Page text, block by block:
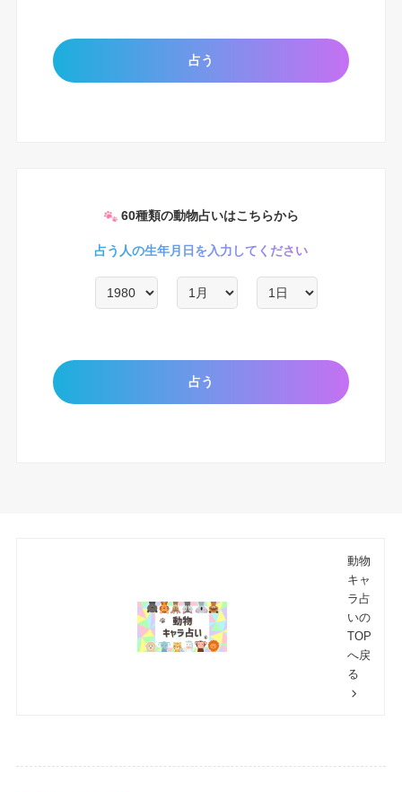
60種類の動物占いはこちらから
占う人の生年月日を入力してください
動物
キャ
ラ占
いの
TOP
へ戻
る